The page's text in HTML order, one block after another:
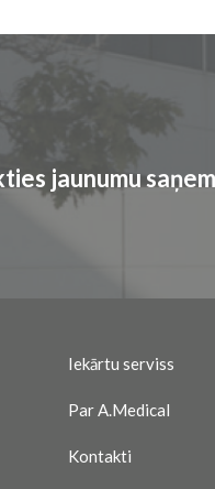
jaunumu
Iekārtu serviss
Par A.Medical
Kontakti